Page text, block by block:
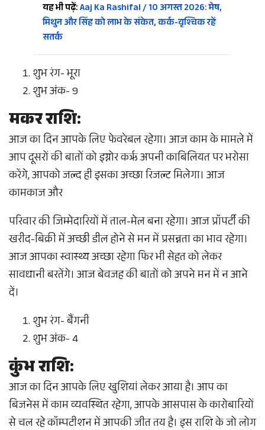
यह भी पढ़ें:Aaj Ka Rashifal / 10 अगस्त 2026: मेष,
मिथुन और सिंह को लाभ के संकेत, कर्क-वृश्चिक रहें
सतर्क
शुभ रंग- भूरा
शुभ अंक- 9
मकर राशि:
आज का दिन आपके लिए फेवरेबल रहेगा। आज काम के मामले में
आप दूसरों की बातों को इग्नोर करृ अपनी काबिलियत पर भरोसा
करेंगे, आपको जल्द ही इसका अच्छा रिजल्ट मिलेगा। आज
कामकाज और
परिवार की जिम्मेदारियों में ताल-मेल बना रहेगा। आज प्रॉपर्टी की
खरीद-बिक्री में अच्छी डील होने से मन में प्रसन्नता का भाव रहेगा।
आज आपका स्वास्थ्य अच्छा रहेगा फिर भी सेहत को लेकर
सावधानी बरतेंगे। आज बेवजह की बातों को अपने मन में न आने
दें।
शुभ रंग- बैंगनी
शुभ अंक- 4
कुंभ राशि:
आज का दिन आपके लिए खुशियां लेकर आया है। आप का
बिजनेस में काम व्यवस्थित रहेगा, आपके आसपास के कारोबारियों
से चल रहे कॉम्पटीशन में आपकी जीत तय है। इस राशि के जो लोग